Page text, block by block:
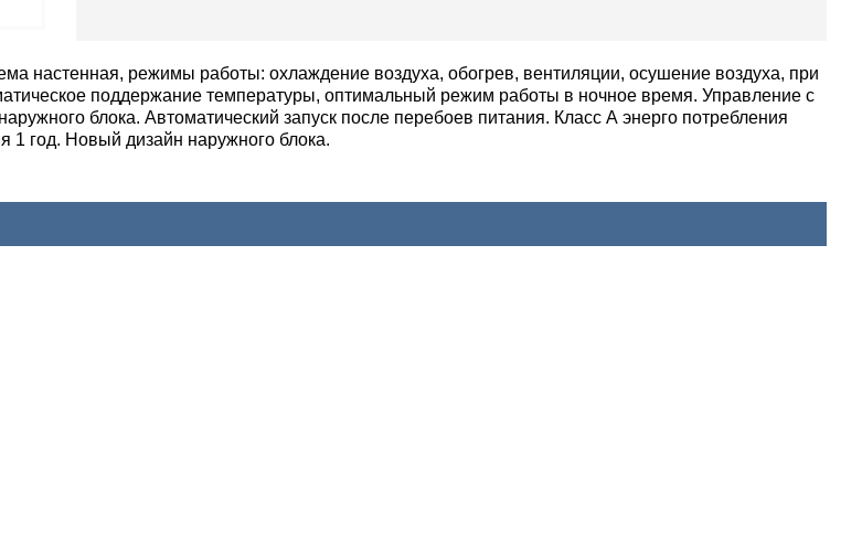
настенная, режимы работы: охлаждение воздуха, обогрев, вентиляции, осушение воздуха, при
поддержание температуры, оптимальный режим работы в ночное время. Управление с
блока. Автоматический запуск после перебоев питания. Класс А энерго потребления
1 год. Новый дизайн наружного блока.